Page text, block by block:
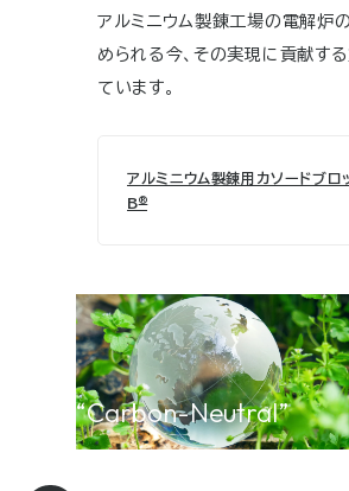
アルミニウム製錬工場の電解炉
められる今、その実現に貢献す
ています。
アルミニウム製錬用カソードブロ
B®
“Carbon-Neutral”